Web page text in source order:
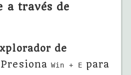
a través de
de
Win + E para